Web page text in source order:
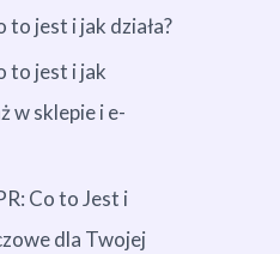
jest i jak działa?
to jest i jak
w sklepie i e-
Co to Jest i
dla Twojej